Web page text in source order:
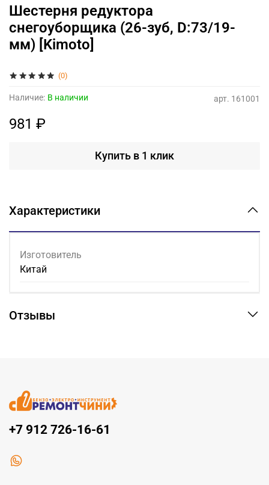
(0)
арт. 161001
Наличие: В наличии
Шестерня редуктора
снегоуборщика (26-зуб, D:73/19-
мм) [Kimoto]
981 ₽
Купить в 1 клик
Характеристики
Изготовитель
Китай
Отзывы
+7 912 726-16-61